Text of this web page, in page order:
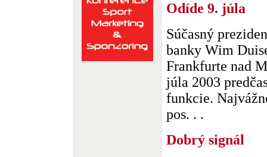
Odíde 9. júla
Súčasný
banky Wim
Frankfurte nad
júla 2003
funkcie.
pos. . .
Dobrý signál